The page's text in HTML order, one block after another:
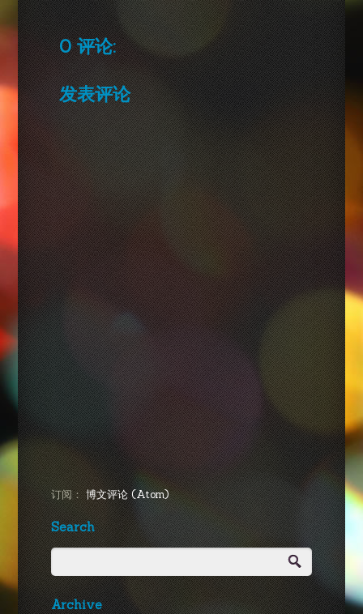
0 评论:
发表评论
订阅：博文评论 (Atom)
Search
Archive